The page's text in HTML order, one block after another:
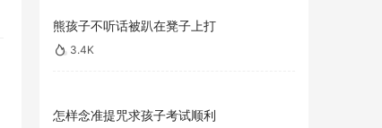
熊孩子不听话被趴在凳子上打
3.4K
怎样念准提咒求孩子考试顺利